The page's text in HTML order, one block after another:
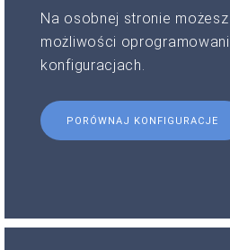
Na osobnej stronie
możliwości
konfiguracjach.
PORÓWNAJ KONFIGURACJE